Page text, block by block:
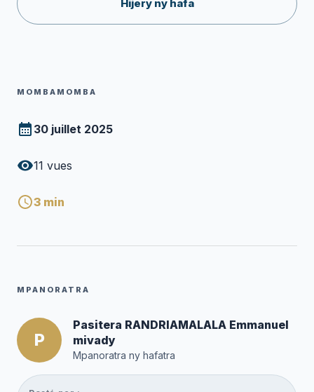
Hijery ny hafa
MOMBAMOMBA
30 juillet 2025
11 vues
3 min
MPANORATRA
P
Pasitera RANDRIAMALALA Emmanuel
mivady
Mpanoratra ny hafatra